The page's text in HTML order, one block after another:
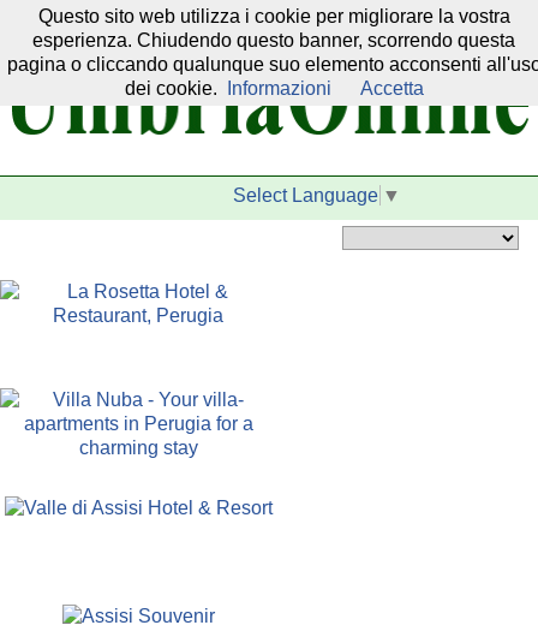
Il nostro network:
Select Language ▼
Questo sito web utilizza i cookie per migliorare la vostra
esperienza. Chiudendo questo banner, scorrendo questa
pagina o cliccando qualunque suo elemento acconsenti
dei cookie.
Informazioni Accetta